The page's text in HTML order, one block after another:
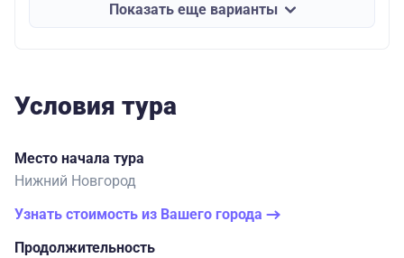
Показать еще варианты
Условия тура
Место начала тура
Нижний Новгород
Узнать стоимость из Вашего города
Продолжительность